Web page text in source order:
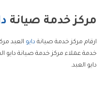
مركز خدمة صيانة
ارقام مركز خدمة صيانة دايو العبد
خدمة عملاء مركز خدمة صيانة دايو
دايو العبد.